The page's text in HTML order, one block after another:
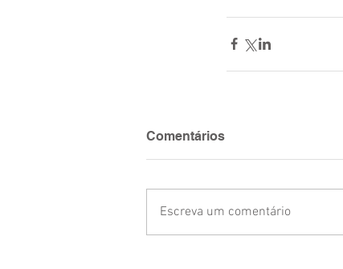
Comentários
Escreva um comentário